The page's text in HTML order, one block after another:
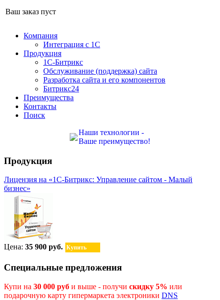
Ваш заказ пуст
Компания
Интеграция с 1С
Продукция
1С-Битрикс
Обслуживание (поддержка) сайта
Разработка сайта и его компонентов
Битрикс24
Преимущества
Контакты
Поиск
Наши технологии -
Ваше преимущество!
Продукция
Лицензия на «1С-Битрикс: Управление сайтом - Малый
бизнес»
Цена: 35 900 руб. Купить
Специальные предложения
Купи на 30 000 руб и выше - получи скидку 5% или
подарочную карту гипермаркета электроники DNS